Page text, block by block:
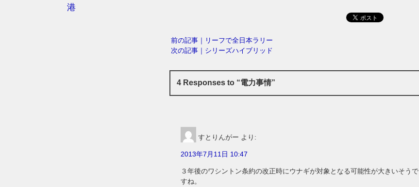
前の記事｜リーフで全日本ラリー
次の記事｜シリーズハイブリッド
4 Responses to “電力事情”
すとりんがー より:
2013年7月11日 10:47
３年後のワシントン条約の改正時にウナギが対象となる可能性が大きいそうで
すね。
港